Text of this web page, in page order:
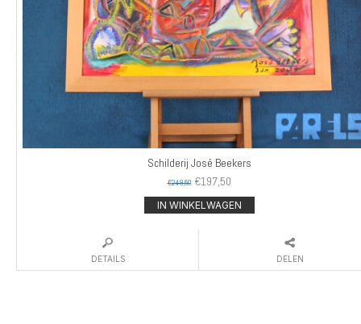
Schilderij José Beekers
€249,50 €197,50
IN WINKELWAGEN
DETAILS DELEN